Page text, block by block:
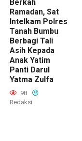
Berkah
Ramadan, Sat
Intelkam Polres
Tanah Bumbu
Berbagi Tali
Asih Kepada
Anak Yatim
Panti Darul
Yatma Zulfa
98
Redaksi